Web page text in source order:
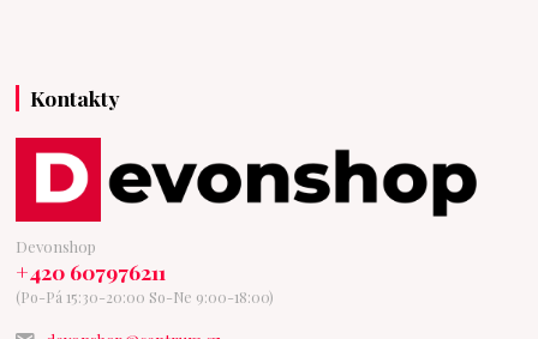
Kontakty
Devonshop
+420 607976211
(Po-Pá 15:30-20:00 So-Ne 9:00-18:00)